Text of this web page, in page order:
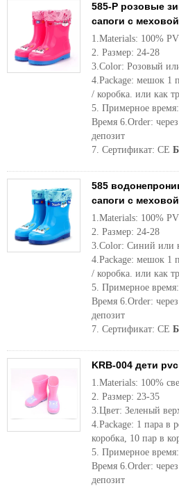
585-P розовые
сапоги с
1.Materials: 100%
2. Размер: 24-28
3.Color: Розовый
4.Package: мешок 1
/ коробка. или как
5. Примерное
Время 6.Order:
депозит
7. Сертификат: CE
585
сапоги с
1.Materials: 100%
2. Размер: 24-28
3.Color: Синий или
4.Package: мешок 1
/ коробка. или как
5. Примерное
Время 6.Order:
депозит
7. Сертификат: CE
KRB-004 дети
1.Materials: 100%
2. Размер: 23-35
3.Цвет: Зеленый
4.Package: 1 пара в
коробка, 10 пар в
5. Примерное
Время 6.Order:
депозит